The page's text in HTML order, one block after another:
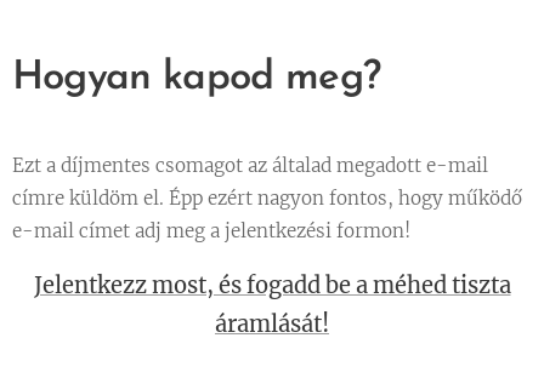
Hogyan kapod meg?
Ezt a díjmentes csomagot az általad megadott e-mail
címre küldöm el. Épp ezért nagyon fontos, hogy működő
e-mail címet adj meg a jelentkezési formon!
Jelentkezz most, és fogadd be a méhed tiszta
áramlását!